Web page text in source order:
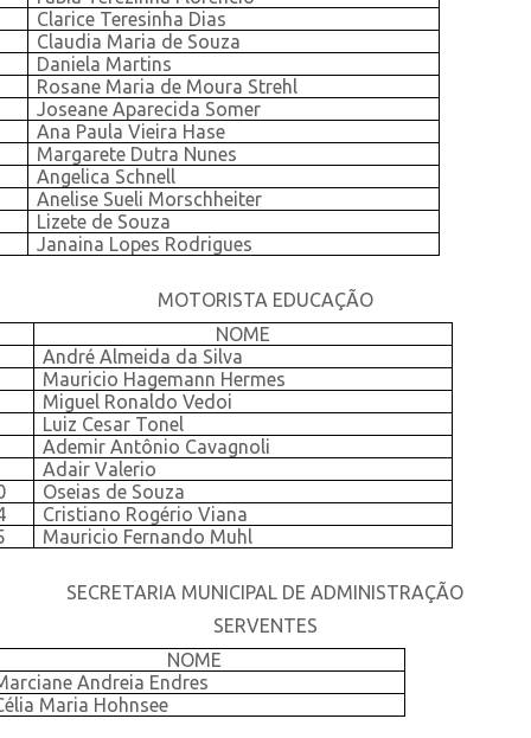
Clarice Teresinha Dias
Claudia Maria de Souza
Daniela Martins
Rosane Maria de Moura Strehl
Joseane Aparecida Somer
Ana Paula Vieira Hase
Margarete Dutra Nunes
Angelica Schnell
Anelise Sueli Morschheiter
Lizete de Souza
Janaina Lopes Rodrigues
MOTORISTA EDUCAÇÃO
NOME
André Almeida da Silva
Mauricio Hagemann Hermes
Miguel Ronaldo Vedoi
Luiz Cesar Tonel
Ademir Antônio Cavagnoli
Adair Valerio
Oseias de Souza
Cristiano Rogério Viana
Mauricio Fernando Muhl
SECRETARIA MUNICIPAL DE ADMINISTRAÇÃO
SERVENTES
NOME
Andreia Endres
Maria Hohnsee